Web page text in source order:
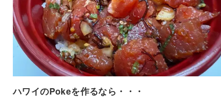
ハワイのPokeを作るなら・・・